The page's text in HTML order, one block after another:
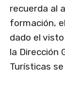
recuerda al
formación,
dado el
la Dirección
Turísticas